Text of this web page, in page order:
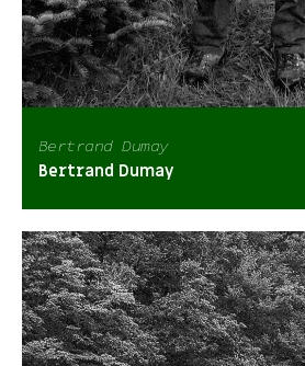
Bertrand Dumay
Bertrand Dumay